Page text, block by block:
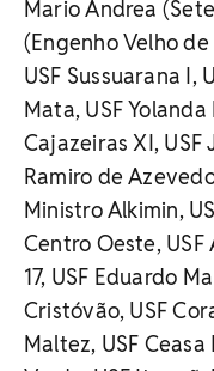
Mario Andrea
(Engenho Velho
USF Sussuarana I,
Mata, USF Yolanda
Cajazeiras XI, USF
Ramiro de
Ministro Alkimin,
Centro Oeste, USF
17, USF Eduardo
Cristóvão, USF
Maltez, USF